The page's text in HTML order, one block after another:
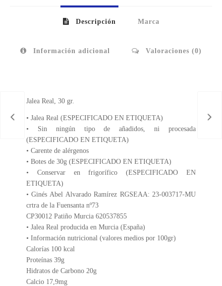
Descripción Marca
Información adicional Valoraciones (0)
Jalea Real, 30 gr.
• Jalea Real (ESPECIFICADO EN ETIQUETA)
• Sin ningún tipo de añadidos, ni procesada
(ESPECIFICADO EN ETIQUETA)
• Carente de alérgenos
• Botes de 30g (ESPECIFICADO EN ETIQUETA)
• Conservar en frigorífico (ESPECIFICADO EN
ETIQUETA)
• Ginés Abel Alvarado Ramírez RGSEAA: 23-003717-MU
crtra de la Fuensanta nº73
CP30012 Patiño Murcia 620537855
• Jalea Real producida en Murcia (España)
• Información nutricional (valores medios por 100gr)
Calorías 100 kcal
Proteínas 39g
Hidratos de Carbono 20g
Calcio 17,9mg